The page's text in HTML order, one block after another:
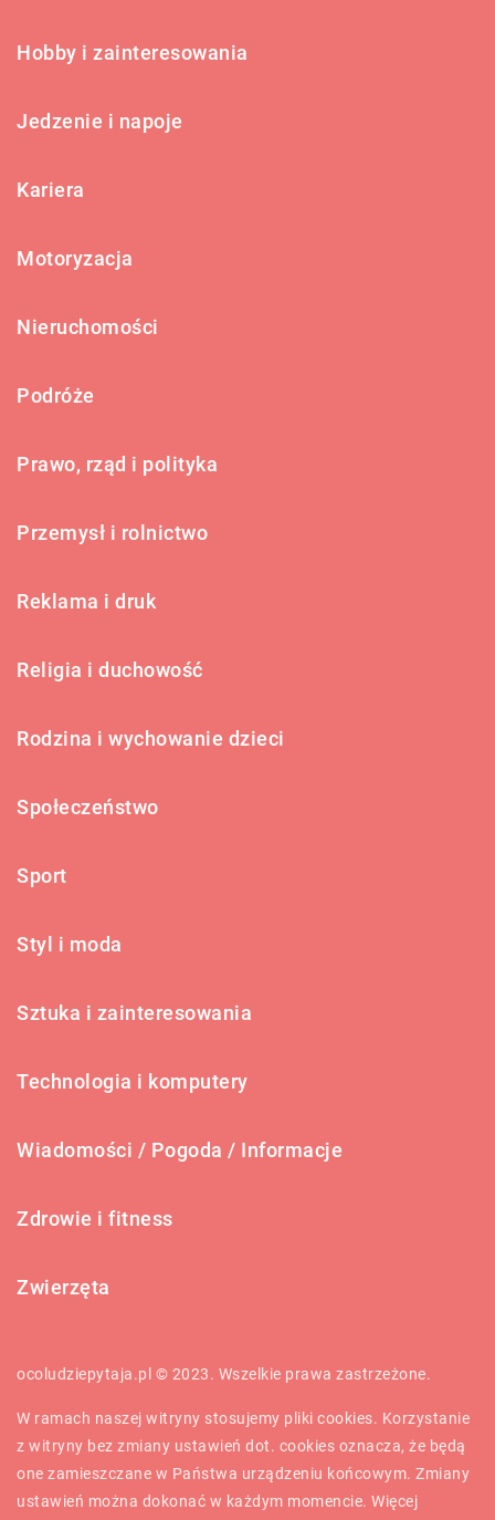
Hobby i zainteresowania
Jedzenie i napoje
Kariera
Motoryzacja
Nieruchomości
Podróże
Prawo, rząd i polityka
Przemysł i rolnictwo
Reklama i druk
Religia i duchowość
Rodzina i wychowanie dzieci
Społeczeństwo
Sport
Styl i moda
Sztuka i zainteresowania
Technologia i komputery
Wiadomości / Pogoda / Informacje
Zdrowie i fitness
Zwierzęta
ocoludziepytaja.pl © 2023. Wszelkie prawa zastrzeżone.
W ramach naszej witryny stosujemy pliki cookies. Korzystanie
z witryny bez zmiany ustawień dot. cookies oznacza, że będą
one zamieszczane w Państwa urządzeniu końcowym. Zmiany
ustawień można dokonać w każdym momencie. Więcej